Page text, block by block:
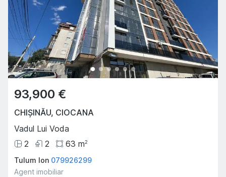
93,900 €
CHIȘINĂU, CIOCANA
Vadul Lui Voda
2
2 63 m2
Tulum Ion 079926299
Agent imobiliar